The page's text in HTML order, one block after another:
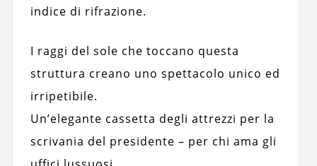
indice di rifrazione.
I raggi del sole che toccano questa
struttura creano uno spettacolo unico ed
irripetibile.
Un’elegante cassetta degli attrezzi per la
scrivania del presidente – per chi ama gli